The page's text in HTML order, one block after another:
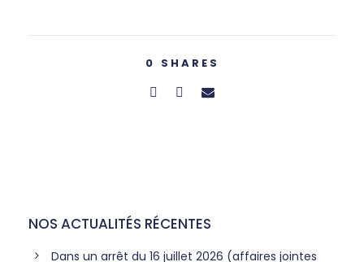
0 SHARES
NOS ACTUALITÉS RÉCENTES
Dans un arrêt du 16 juillet 2026 (affaires jointes